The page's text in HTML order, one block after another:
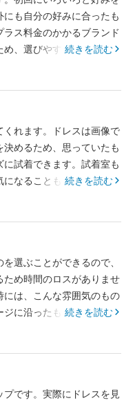
も自分の好みに合ったも
ス料金のかかるブランド
、選びやすいです。壁に
続きを読む
くれます。ドレスは画像で
めるため、思っていたも
試着できます。試着室も
なることもありません。
続きを読む
選ぶことができるので、
め時間のロスがありませ
には、こんな雰囲気のもの
に沿ったものを見せてく
続きを読む
です。実際にドレスを見